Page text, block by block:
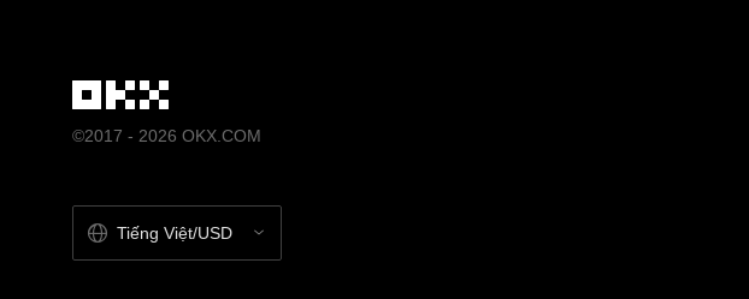
©2017 - 2026 OKX.COM
Tiếng Việt/USD